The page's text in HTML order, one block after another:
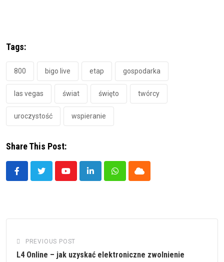
Tags:
800 bigo live etap gospodarka
las vegas świat święto twórcy
uroczystość wspieranie
Share This Post:
YoutubeLinkedInWhatsappCloud
PREVIOUS POST
L4 Online – jak uzyskać elektroniczne zwolnienie